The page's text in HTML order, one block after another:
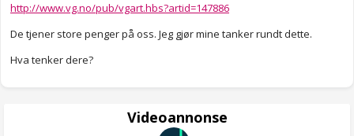
http://www.vg.no/pub/vgart.hbs?artid=147886
De tjener store penger på oss. Jeg gjør mine tanker rundt dette.
Hva tenker dere?
Videoannonse